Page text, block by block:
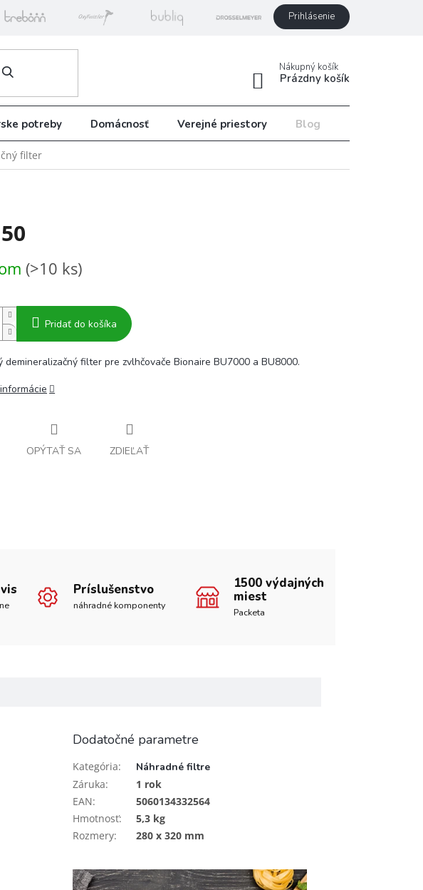
Prihlásenie
HĽADAŤ Nákupný košík
Prázdny košík
potreby Domácnosť Verejné priestory Blog
filter
(>10 ks)
Pridať do košíka
demineralizačný filter pre zvlhčovače Bionaire BU7000 a BU8000.
OPÝTAŤ SA ZDIEĽAŤ
Príslušenstvo
náhradné komponenty
1500 výdajných
miest
Packeta
Dodatočné parametre
Kategória:
Náhradné filtre
Záruka:
1 rok
EAN:
5060134332564
Hmotnosť:
5,3 kg
Rozmery: 280 x 320 mm